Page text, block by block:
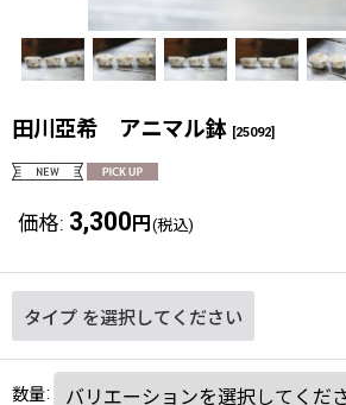
田川亞希 アニマル鉢 [25092]
価格: 3,300 円 (税込)
タイプ を選択してください
数量: